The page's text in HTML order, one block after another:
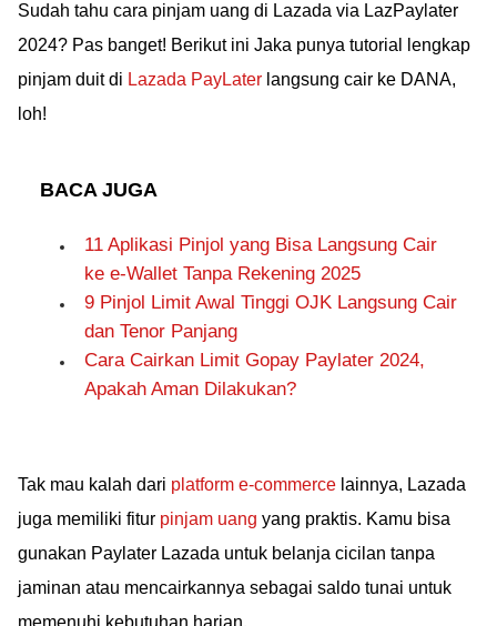
Sudah tahu cara pinjam uang di Lazada via LazPaylater
2024? Pas banget! Berikut ini Jaka punya tutorial lengkap
pinjam duit di Lazada PayLater langsung cair ke DANA,
loh!
BACA JUGA
11 Aplikasi Pinjol yang Bisa Langsung Cair
ke e-Wallet Tanpa Rekening 2025
9 Pinjol Limit Awal Tinggi OJK Langsung Cair
dan Tenor Panjang
Cara Cairkan Limit Gopay Paylater 2024,
Apakah Aman Dilakukan?
Tak mau kalah dari platform e-commerce lainnya, Lazada
juga memiliki fitur pinjam uang yang praktis. Kamu bisa
gunakan Paylater Lazada untuk belanja cicilan tanpa
jaminan atau mencairkannya sebagai saldo tunai untuk
memenuhi kebutuhan harian.